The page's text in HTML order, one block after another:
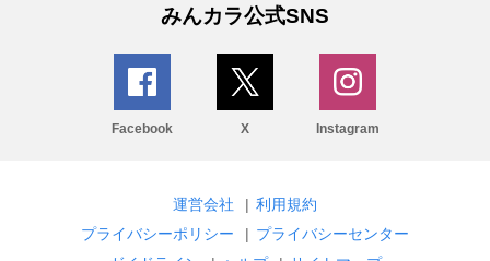
みんカラ公式SNS
Facebook X Instagram
運営会社 | 利用規約
プライバシーポリシー
| プライバシーセンター